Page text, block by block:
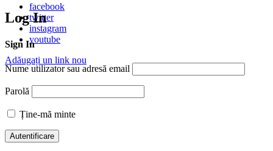
facebook
twitter
instagram
youtube
Adăugați un link nou
Log In
Sign In
Nume utilizator sau adresă email
Parolă
Ține-mă minte